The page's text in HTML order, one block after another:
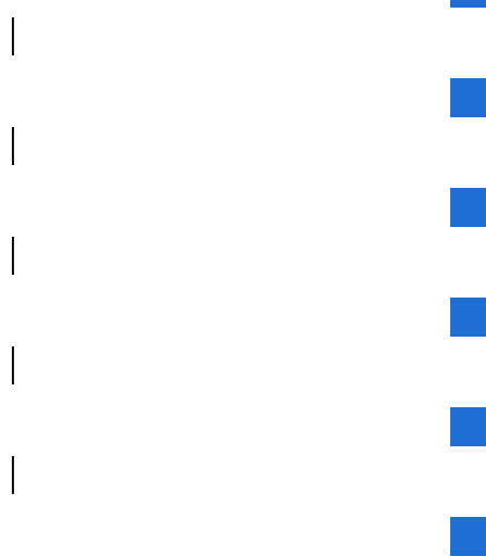
|
|
|
|
|